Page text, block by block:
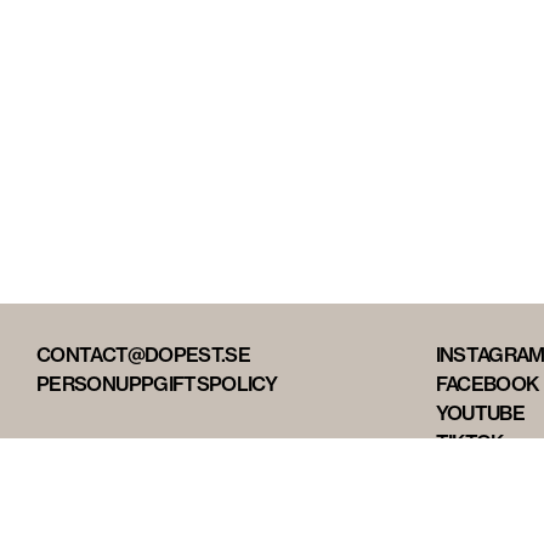
CONTACT@DOPEST.SE
PERSONUPPGIFTSPOLICY
INSTAGRAM
FACEBOOK
YOUTUBE
TIKTOK